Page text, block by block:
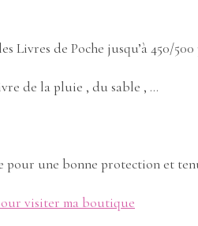
Livres de Poche jusqu’à 450/500
de la pluie , du sable , …
pour une bonne protection et
visiter ma boutique